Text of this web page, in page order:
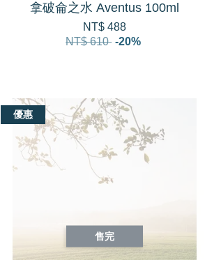
拿破侖之水 Aventus 100ml
NT$ 488
NT$ 610 -20%
優惠
售完